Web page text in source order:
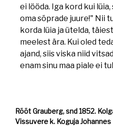
ei lööda. Iga kord kui
oma sõprade juure!" Nii
korda lüia ja ütelda,
meelest ära. Kui oled
ajand, siis viska niid
enam sinu maa piale ei
Rõõt Grauberg, snd 1852.
Vissuvere k. Koguja Johannes